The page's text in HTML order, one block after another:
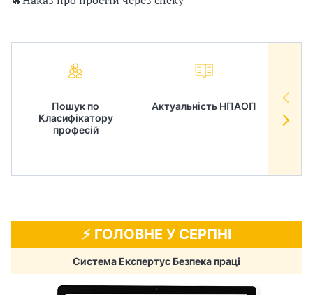
Пошук по
Класифікатору
професій
Актуальність НПАОП
⚡️ ГОЛОВНЕ У СЕРПНІ
Система Експертус Безпека праці